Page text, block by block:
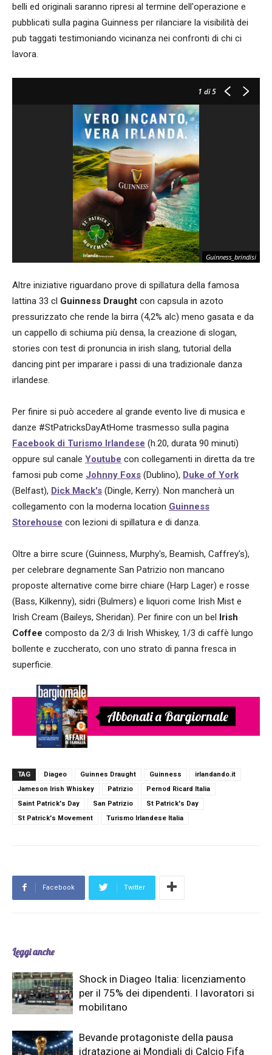
belli ed originali saranno ripresi al termine dell'operazione e
pubblicati sulla pagina Guinness per rilanciare la visibilità dei
pub taggati testimoniando vicinanza nei confronti di chi ci
lavora.
1 di 5
Guinness_brindisi
Altre iniziative riguardano prove di spillatura della famosa
lattina 33 cl Guinness Draught con capsula in azoto
pressurizzato che rende la birra (4,2% alc) meno gasata e da
un cappello di schiuma più densa, la creazione di slogan,
stories con test di pronuncia in irish slang, tutorial della
dancing pint per imparare i passi di una tradizionale danza
irlandese.
Per finire si può accedere al grande evento live di musica e
danze #StPatricksDayAtHome trasmesso sulla pagina
Facebook di Turismo Irlandese (h.20, durata 90 minuti)
oppure sul canale Youtube con collegamenti in diretta da tre
famosi pub come Johnny Foxs (Dublino), Duke of York
(Belfast), Dick Mack's (Dingle, Kerry). Non mancherà un
collegamento con la moderna location Guinness
Storehouse con lezioni di spillatura e di danza.
Oltre a birre scure (Guinness, Murphy's, Beamish, Caffrey's),
per celebrare degnamente San Patrizio non mancano
proposte alternative come birre chiare (Harp Lager) e rosse
(Bass, Kilkenny), sidri (Bulmers) e liquori come Irish Mist e
Irish Cream (Baileys, Sheridan). Per finire con un bel Irish
Coffee composto da 2/3 di Irish Whiskey, 1/3 di caffè lungo
bollente e zuccherato, con uno strato di panna fresca in
superficie.
Abbonati a Bargiornale
TAG Diageo Guinnes Draught Guinness
irlandando.it
Jameson Irish Whiskey
Patrizio
Pernod Ricard Italia
Saint Patrick's Day
San Patrizio
St Patrick's Day
St Patrick's Movement
Turismo Irlandese Italia
Facebook Twitter
Leggi anche
Shock in Diageo Italia: licenziamento
per il 75% dei dipendenti. I lavoratori si
mobilitano
Bevande protagoniste della pausa
idratazione ai Mondiali di Calcio Fifa